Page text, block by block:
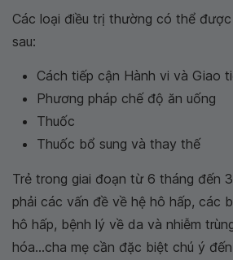
Các loại điều trị thường có thể
sau:
Cách tiếp cận Hành vi và Giao
Phương pháp chế độ ăn uống
Thuốc
Thuốc bổ sung và thay thế
Trẻ trong giai đoạn từ 6 tháng đến
phải các vấn đề về hệ hô hấp, các
hô hấp, bệnh lý về da và nhiễm
hóa...cha mẹ cần đặc biệt chú ý